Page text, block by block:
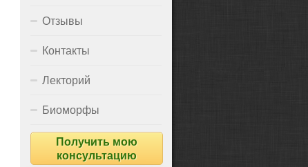
Отзывы
Контакты
Лекторий
Биоморфы
Получить мою
консультацию